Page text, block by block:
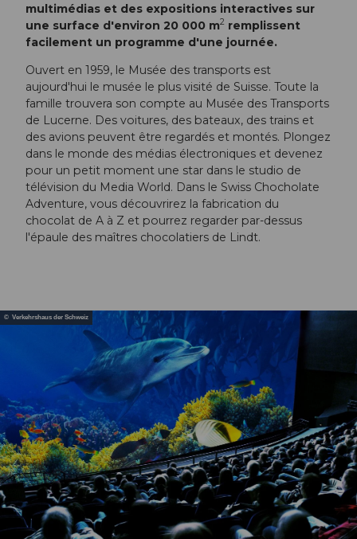
multimédias et des expositions interactives sur
une surface d'environ 20 000 m2 remplissent
facilement un programme d'une journée.
Ouvert en 1959, le Musée des transports est
aujourd'hui le musée le plus visité de Suisse. Toute la
famille trouvera son compte au Musée des Transports
de Lucerne. Des voitures, des bateaux, des trains et
des avions peuvent être regardés et montés. Plongez
dans le monde des médias électroniques et devenez
pour un petit moment une star dans le studio de
télévision du Media World. Dans le Swiss Chocholate
Adventure, vous découvrirez la fabrication du
chocolat de A à Z et pourrez regarder par-dessus
l'épaule des maîtres chocolatiers de Lindt.
© Verkehrshaus der Schweiz